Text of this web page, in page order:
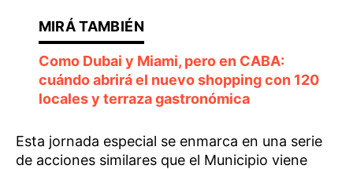
Como Dubai y Miami, pero en CABA:
cuándo abrirá el nuevo shopping con 120
locales y terraza gastronómica
Esta jornada especial se enmarca en una serie
de acciones similares que el Municipio viene